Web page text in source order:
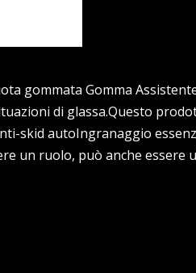
gommata Gomma
di glassa.Questo
skid autoIngranaggio
un ruolo, può anche essere